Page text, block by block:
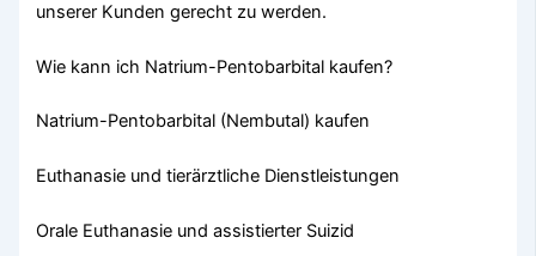
unserer Kunden gerecht zu werden.
Wie kann ich Natrium-Pentobarbital kaufen?
Natrium-Pentobarbital (Nembutal) kaufen
Euthanasie und tierärztliche Dienstleistungen
Orale Euthanasie und assistierter Suizid